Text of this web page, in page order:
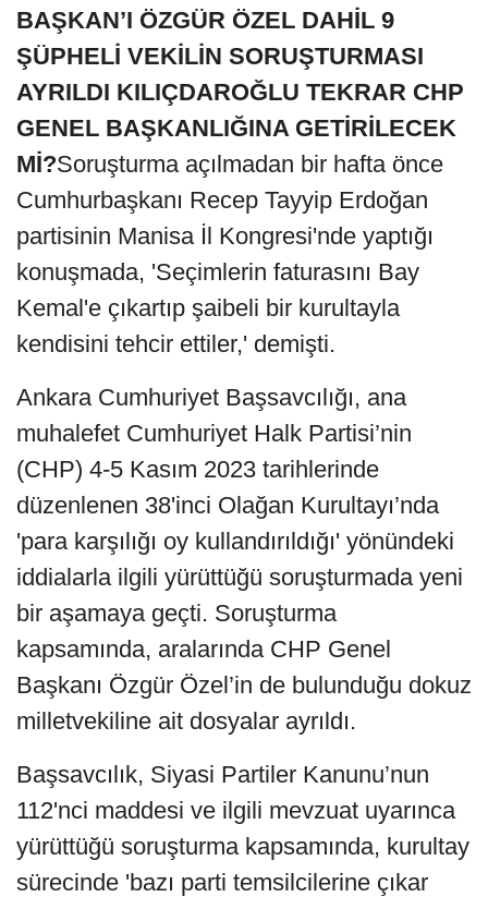
BAŞKAN’I ÖZGÜR ÖZEL DAHİL 9
ŞÜPHELİ VEKİLİN SORUŞTURMASI
AYRILDI KILIÇDAROĞLU TEKRAR CHP
GENEL BAŞKANLIĞINA GETİRİLECEK
Mİ?Soruşturma açılmadan bir hafta önce
Cumhurbaşkanı Recep Tayyip Erdoğan
partisinin Manisa İl Kongresi'nde yaptığı
konuşmada, 'Seçimlerin faturasını Bay
Kemal'e çıkartıp şaibeli bir kurultayla
kendisini tehcir ettiler,' demişti.
Ankara Cumhuriyet Başsavcılığı, ana
muhalefet Cumhuriyet Halk Partisi’nin
(CHP) 4-5 Kasım 2023 tarihlerinde
düzenlenen 38'inci Olağan Kurultayı’nda
'para karşılığı oy kullandırıldığı' yönündeki
iddialarla ilgili yürüttüğü soruşturmada yeni
bir aşamaya geçti. Soruşturma
kapsamında, aralarında CHP Genel
Başkanı Özgür Özel’in de bulunduğu dokuz
milletvekiline ait dosyalar ayrıldı.
Başsavcılık, Siyasi Partiler Kanunu’nun
112'nci maddesi ve ilgili mevzuat uyarınca
yürüttüğü soruşturma kapsamında, kurultay
sürecinde 'bazı parti temsilcilerine çıkar